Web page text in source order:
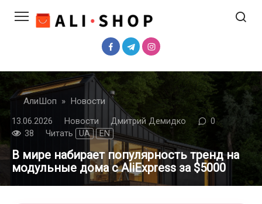
АлиШоп » Новости
13.06.2026 Новости Дмитрий Демидко
0
38
Читать UA EN
В мире набирает популярность тренд на
модульные дома с AliExpress за $5000